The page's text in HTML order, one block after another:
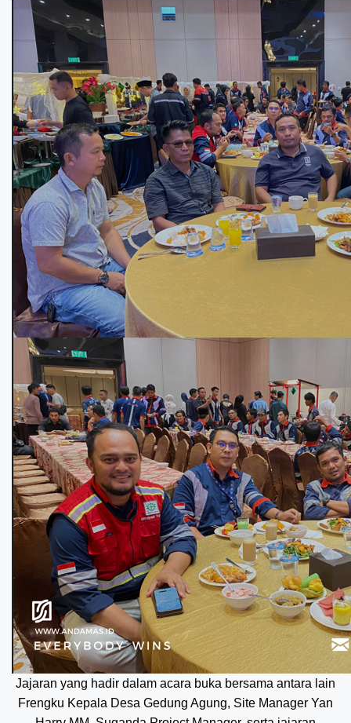
Jajaran yang hadir dalam acara buka bersama antara lain
Frengku Kepala Desa Gedung Agung, Site Manager Yan